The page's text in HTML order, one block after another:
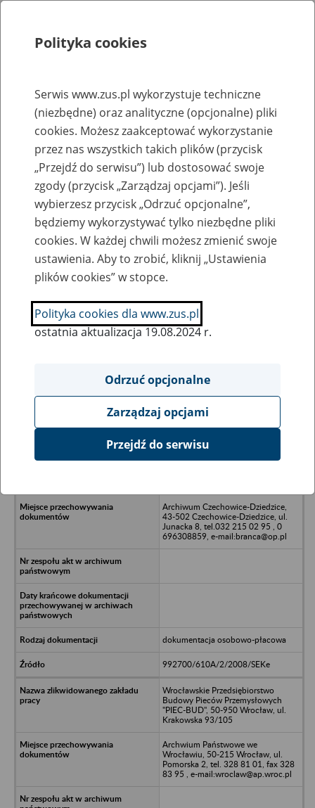
Rejestry, ewidencje i archiwa
Baza zlikwidowanych lub
przekształconych zakładów pracy
Nazwa zakładu pracy:
SZUKAJ
Ukryj wszystkie pozycje bazy
Ośrodek Badawczo-Rozojowy
Archiwum Czechowice-Dziedzice,
43-502 Czechowice-Dziedzice, ul.
Junacka 8, tel.032 215 02 95 , 0
696308859, e-mail:branca@op.pl
dokumentacja osobowo-płacowa
992700/610A/2/2008/SEKe
Wrocławskie Przedsiębiorstwo
Budowy Pieców Przemysłowych
"PIEC-BUD", 50-950 Wrocław, ul.
Krakowska 93/105
Archwium Państwowe we
Wrocławiu, 50-215 Wrocław, ul.
Pomorska 2, tel. 328 81 01, fax 328
83 95 , e-mail:wroclaw@ap.wroc.pl
Polityka cookies
Serwis www.zus.pl wykorzystuje techniczne
(niezbędne) oraz analityczne (opcjonalne) pliki
cookies. Możesz zaakceptować wykorzystanie
przez nas wszystkich takich plików (przycisk
„Przejdź do serwisu”) lub dostosować swoje
zgody (przycisk „Zarządzaj opcjami”). Jeśli
wybierzesz przycisk „Odrzuć opcjonalne”,
będziemy wykorzystywać tylko niezbędne pliki
cookies. W każdej chwili możesz zmienić swoje
ustawienia. Aby to zrobić, kliknij „Ustawienia
plików cookies” w stopce.
Polityka cookies dla www.zus.pl
ostatnia aktualizacja 19.08.2024 r.
Odrzuć opcjonalne
Zarządzaj opcjami
Przejdź do serwisu